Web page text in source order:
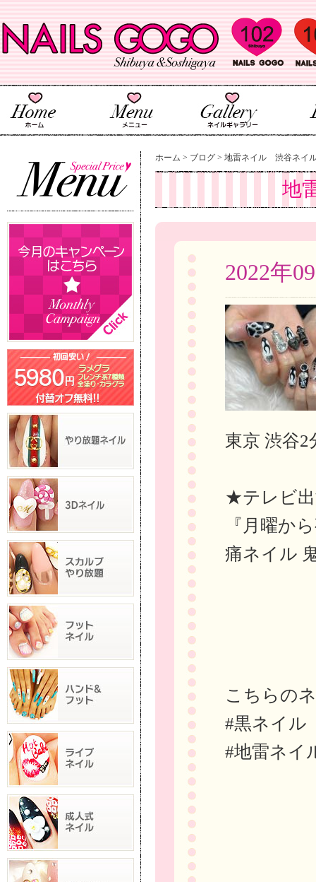
ホーム > ブログ > 地雷ネイル 渋谷ネイ
地
2022年
東京 渋谷
★テレビ
『月曜か
痛ネイル
こちらの
#黒ネイル
#地雷ネイ